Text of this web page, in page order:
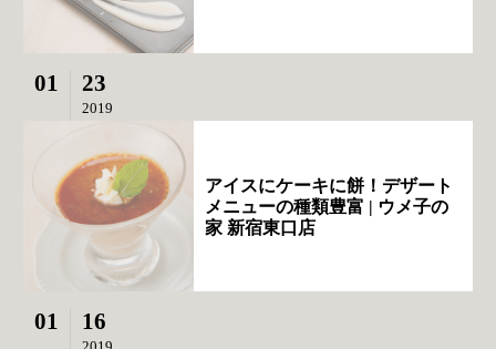
01 23
2019
アイスにケーキに餅！デザート
メニューの種類豊富 | ウメ子の
家 新宿東口店
01 16